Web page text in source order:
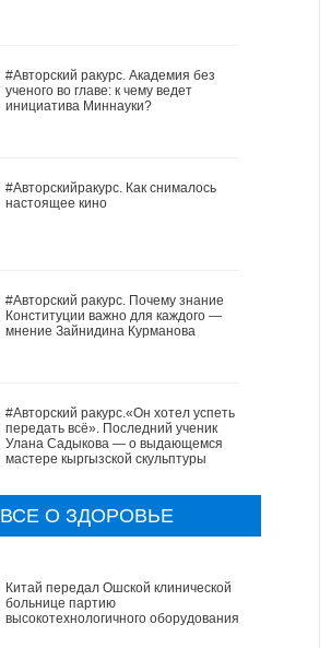
#Авторский ракурс. Академия без
ученого во главе: к чему ведет
инициатива Миннауки?
#Авторскийракурс. Как снималось
настоящее кино
#Авторский ракурс. Почему знание
Конституции важно для каждого —
мнение Зайнидина Курманова
#Авторский ракурс.«Он хотел успеть
передать всё». Последний ученик
Улана Садыкова — о выдающемся
мастере кыргызской скульптуры
ВСЕ О ЗДОРОВЬЕ
Китай передал Ошской клинической
больнице партию
высокотехнологичного оборудования